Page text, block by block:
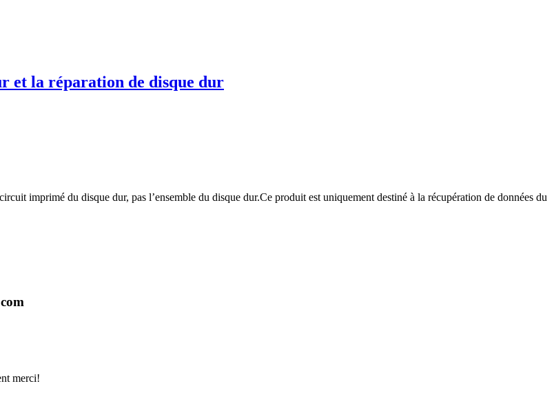
et la réparation de disque dur
imprimé du disque dur, pas l’ensemble du disque dur.Ce produit est uniquement destiné à la récupération de données du
merci!